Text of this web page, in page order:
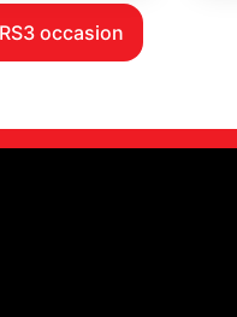
occasion